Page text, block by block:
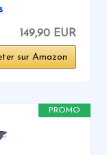
149,90 EUR
sur Amazon
PROMO